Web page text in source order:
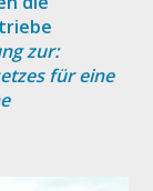
zur:
für eine